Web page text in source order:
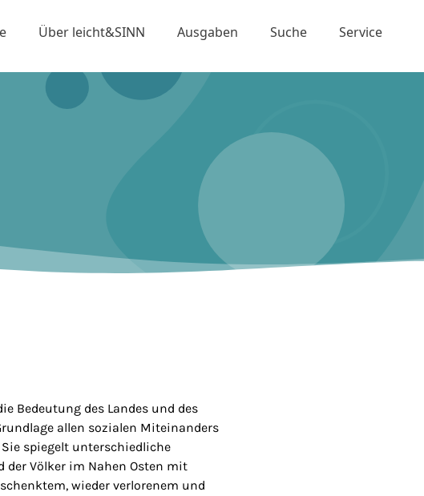
Über leicht&SINN Ausgaben Suche Service
Bedeutung des Landes und des
allen sozialen Miteinanders
spiegelt unterschiedliche
der Völker im Nahen Osten mit
wieder verlorenem und